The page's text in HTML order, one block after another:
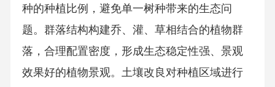
种的种植比例，避免单一树种带来的生态问
题。群落结构构建乔、灌、草相结合的植物群
落，合理配置密度，形成生态稳定性强、景观
效果好的植物景观。土壤改良对种植区域进行